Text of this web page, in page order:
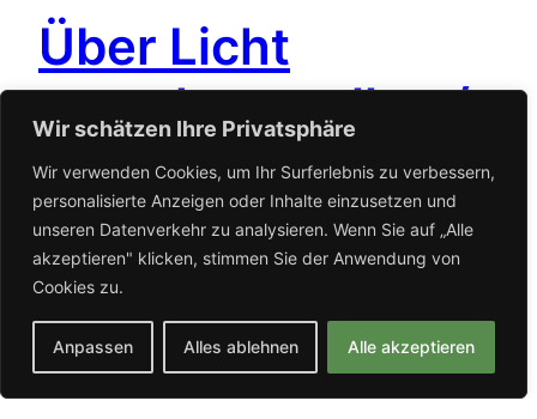
Wir schätzen Ihre Privatsphäre
Wir verwenden Cookies, um Ihr Surferlebnis zu verbessern,
personalisierte Anzeigen oder Inhalte einzusetzen und
unseren Datenverkehr zu analysieren. Wenn Sie auf „Alle
akzeptieren" klicken, stimmen Sie der Anwendung von
Cookies zu.
Anpassen Alles ablehnen Alle akzeptieren
Über Licht
sprechen wollen /
Longing to talk
about light
works that emerge from and dissolve into one
another. In the beginning there’s repetition and
rhythm:countless matchsticks embedded in wax